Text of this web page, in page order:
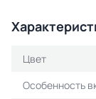
Цвет
Особенность